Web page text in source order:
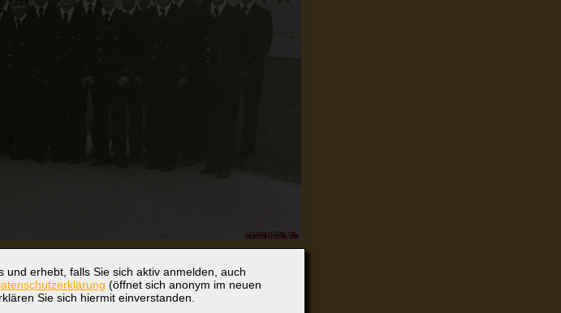
erhebt, falls Sie sich aktiv anmelden, auch
(öffnet sich anonym im neuen
Sie sich hiermit einverstanden.